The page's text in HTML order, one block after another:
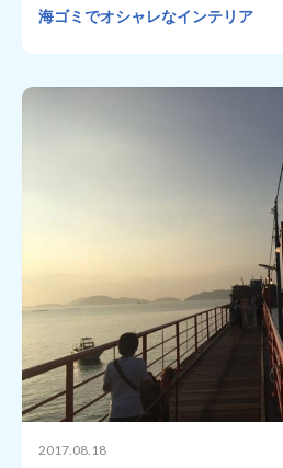
海ゴミでオシャレなインテリア
2017.08.18